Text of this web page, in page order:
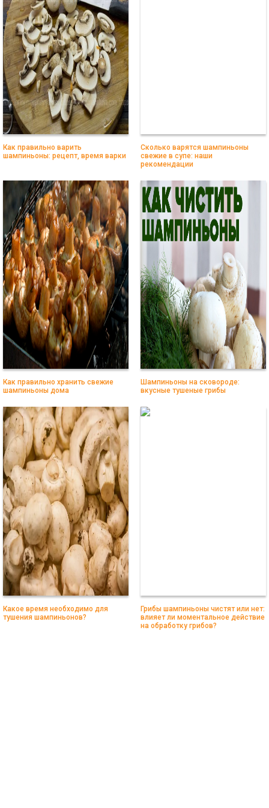
Как правильно варить
шампиньоны: рецепт, время варки
Сколько варятся шампиньоны
свежие в супе: наши
рекомендации
Как правильно хранить свежие
шампиньоны дома
Шампиньоны на сковороде:
вкусные тушеные грибы
Какое время необходимо для
тушения шампиньонов?
Грибы шампиньоны чистят или нет:
влияет ли моментальное действие
на обработку грибов?